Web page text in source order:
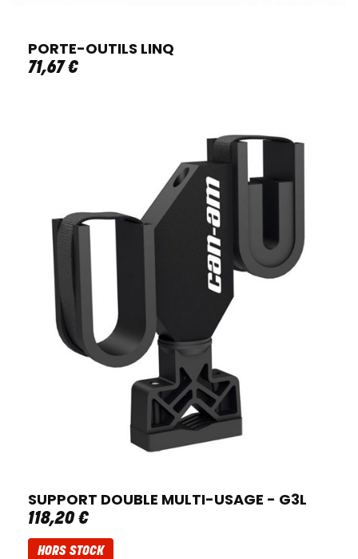
PORTE-OUTILS LINQ
71,67€
SUPPORT DOUBLE MULTI-USAGE - G3L
118,20€
HORS STOCK